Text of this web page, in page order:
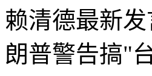
赖清德最新
朗普警告搞"